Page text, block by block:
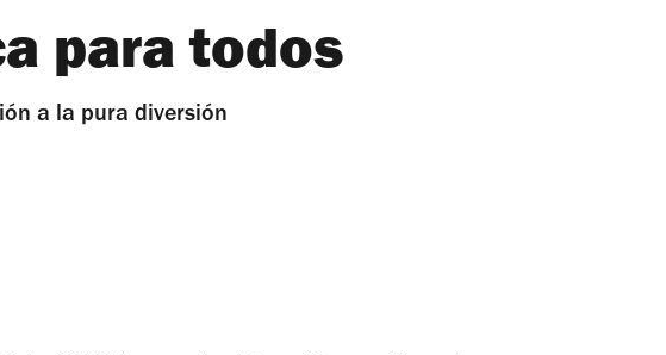
para todos
a la pura diversión